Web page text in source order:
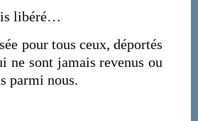
libéré…
pour tous ceux, déportés
ne sont jamais revenus ou
parmi nous.